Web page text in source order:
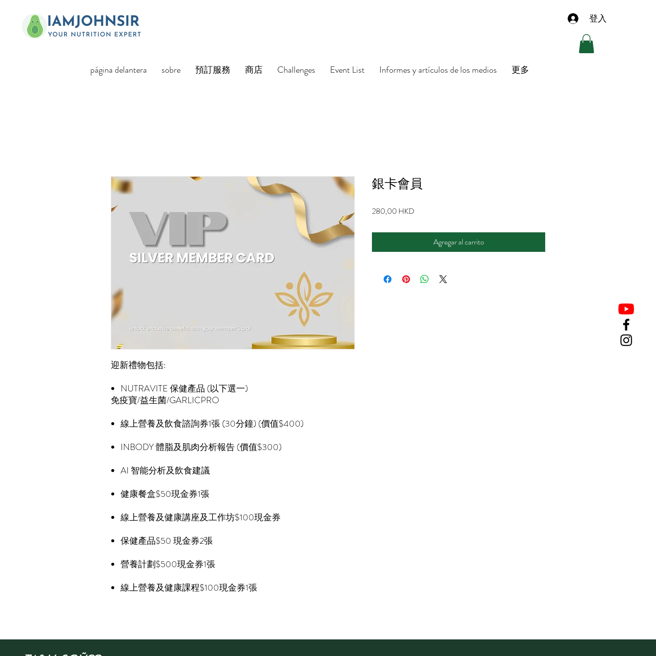
登入
página delantera sobre 預訂服務 商店 Challenges Event List Informes y artículos de los medios 更多
迎新禮物包括:
NUTRAVITE 保健產品 (以下選一)
免疫寶/益生菌/GARLICPRO
線上營養及飲食諮詢券1張 (30分鐘) (價值$400)
INBODY 體脂及肌肉分析報告 (價值$300)
AI 智能分析及飲食建議
健康餐盒$50現金券1張
線上營養及健康講座及工作坊$100現金券
保健產品$50 現金券2張
營養計劃$500現金券1張
線上營養及健康課程$100現金券1張
銀卡會員
280,00 HKD
Agregar al carrito